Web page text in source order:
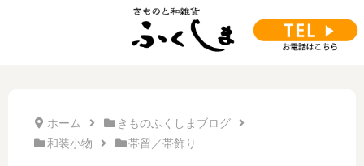
ホーム
きものふくしまブログ
和装小物
帯留／帯飾り